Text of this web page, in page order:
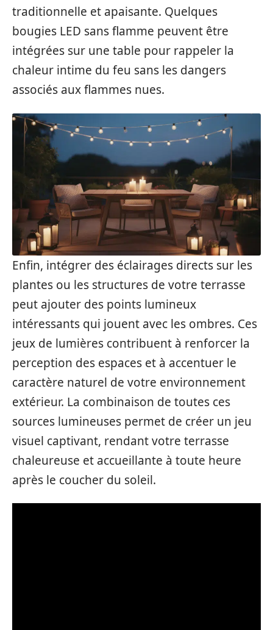
traditionnelle et apaisante. Quelques
bougies LED sans flamme peuvent être
intégrées sur une table pour rappeler la
chaleur intime du feu sans les dangers
associés aux flammes nues.
Enfin, intégrer des éclairages directs sur les
plantes ou les structures de votre terrasse
peut ajouter des points lumineux
intéressants qui jouent avec les ombres. Ces
jeux de lumières contribuent à renforcer la
perception des espaces et à accentuer le
caractère naturel de votre environnement
extérieur. La combinaison de toutes ces
sources lumineuses permet de créer un jeu
visuel captivant, rendant votre terrasse
chaleureuse et accueillante à toute heure
après le coucher du soleil.